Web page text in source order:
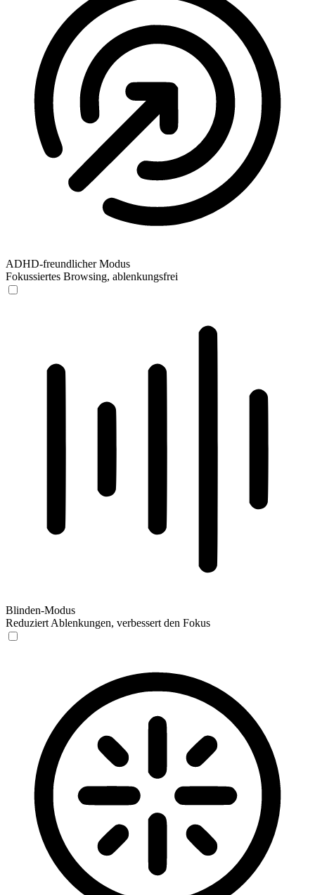
ADHD-freundlicher Modus
Fokussiertes Browsing, ablenkungsfrei
Blinden-Modus
Reduziert Ablenkungen, verbessert den Fokus